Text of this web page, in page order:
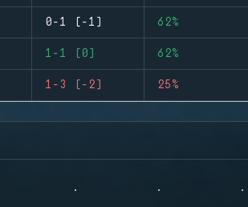
0-1 (-1) 62%
1-1 (0) 62%
1-3 (-2) 25%